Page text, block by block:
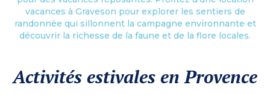
vacances à Graveson pour explorer les sentiers de
randonnée qui sillonnent la campagne environnante et
découvrir la richesse de la faune et de la flore locales.
Activités estivales en Provence